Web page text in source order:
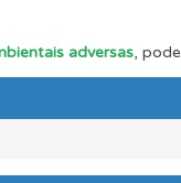
adversas, pode